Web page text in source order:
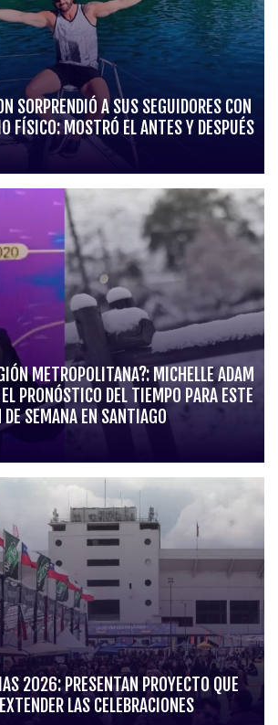
SORPRENDIÓ A SUS SEGUIDORES CON
FÍSICO: MOSTRÓ EL ANTES Y DESPUÉS
METROPOLITANA?: MICHELLE ADAM
PRONÓSTICO DEL TIEMPO PARA ESTE
DE SEMANA EN SANTIAGO
2026: PRESENTAN PROYECTO QUE
LAS CELEBRACIONES